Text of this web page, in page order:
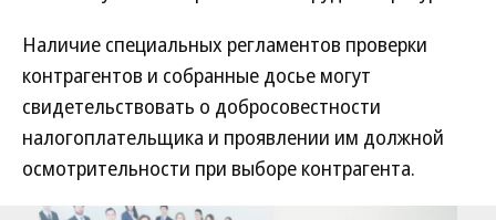
Наличие специальных регламентов проверки
контрагентов и собранные досье могут
свидетельствовать о добросовестности
налогоплательщика и проявлении им должной
осмотрительности при выборе контрагента.